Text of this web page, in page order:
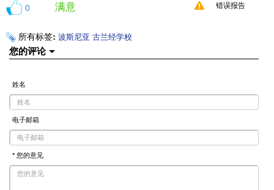
0 满意 错误报告
所有标签: 波斯尼亚 古兰经学校
您的评论
姓名
电子邮箱
* 您的意见